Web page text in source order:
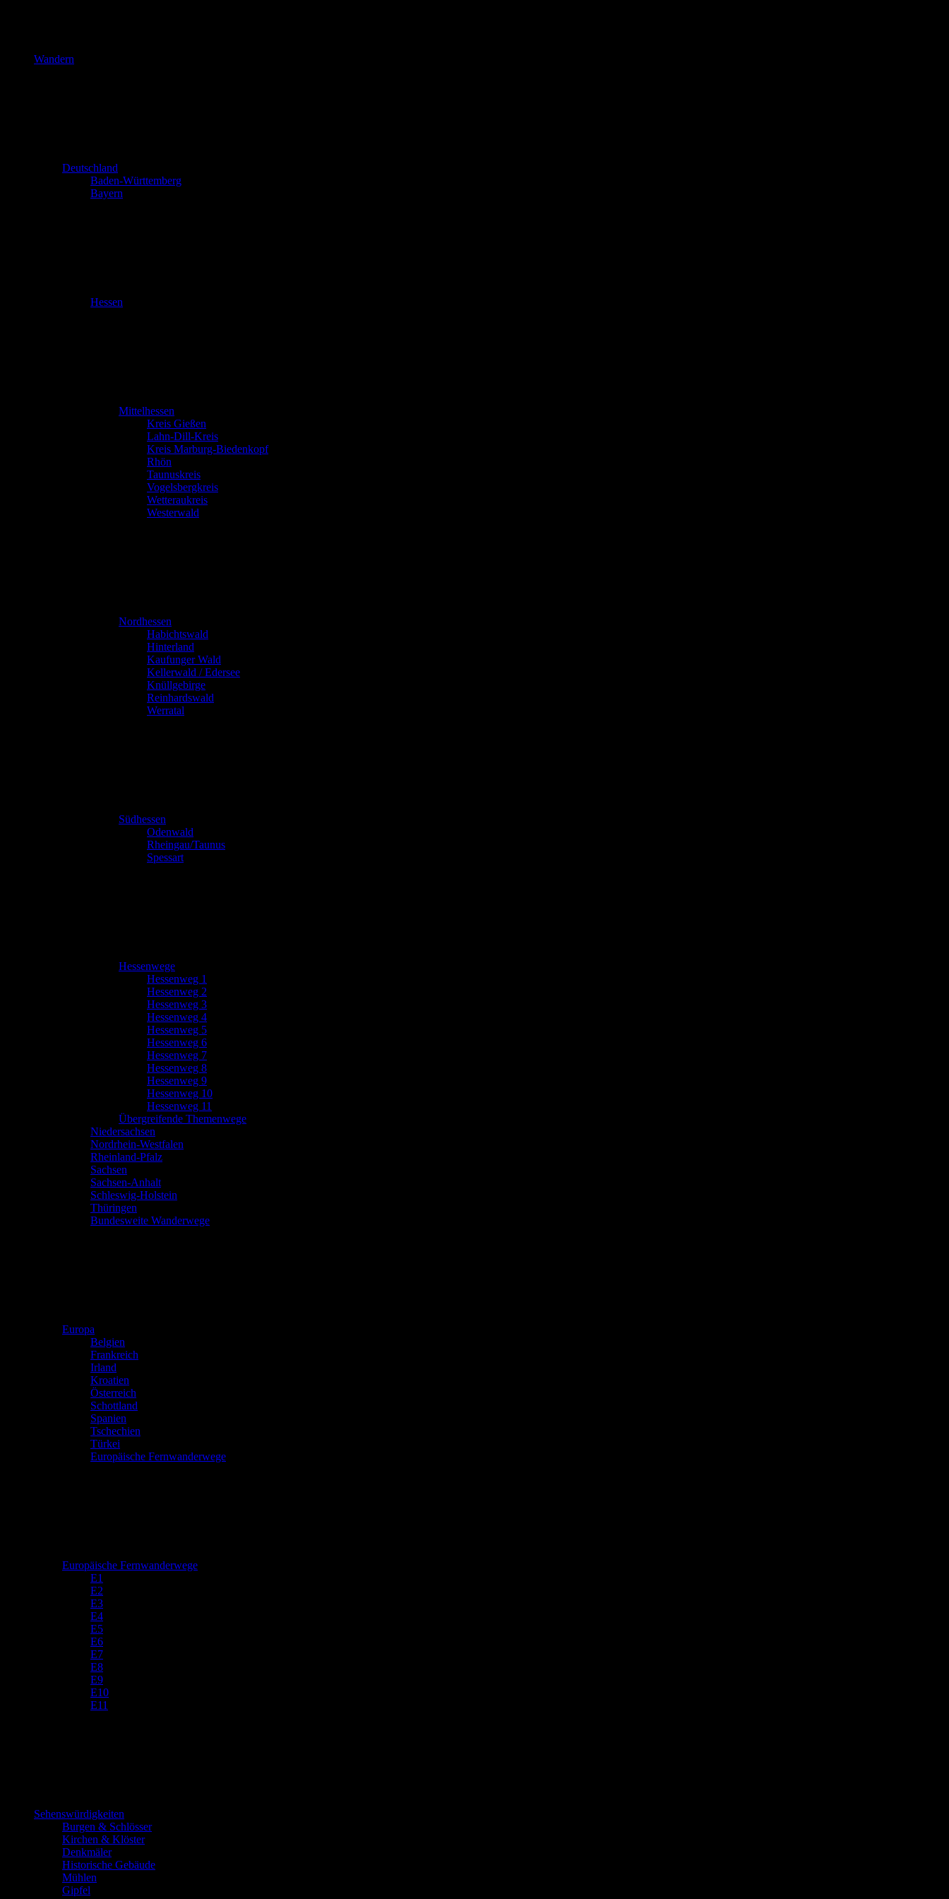
Wandern
Deutschland
Baden-Württemberg
Bayern
Hessen
Mittelhessen
Kreis Gießen
Lahn-Dill-Kreis
Kreis Marburg-Biedenkopf
Rhön
Taunuskreis
Vogelsbergkreis
Wetteraukreis
Westerwald
Nordhessen
Habichtswald
Hinterland
Kaufunger Wald
Kellerwald / Edersee
Knüllgebirge
Reinhardswald
Werratal
Südhessen
Odenwald
Rheingau/Taunus
Spessart
Hessenwege
Hessenweg 1
Hessenweg 2
Hessenweg 3
Hessenweg 4
Hessenweg 5
Hessenweg 6
Hessenweg 7
Hessenweg 8
Hessenweg 9
Hessenweg 10
Hessenweg 11
Übergreifende Themenwege
Niedersachsen
Nordrhein-Westfalen
Rheinland-Pfalz
Sachsen
Sachsen-Anhalt
Schleswig-Holstein
Thüringen
Bundesweite Wanderwege
Europa
Belgien
Frankreich
Irland
Kroatien
Österreich
Schottland
Spanien
Tschechien
Türkei
Europäische Fernwanderwege
Europäische Fernwanderwege
E1
E2
E3
E4
E5
E6
E7
E8
E9
E10
E11
Sehenswürdigkeiten
Burgen & Schlösser
Kirchen & Klöster
Denkmäler
Historische Gebäude
Mühlen
Gipfel